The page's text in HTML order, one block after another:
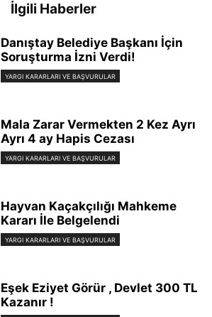
İlgili Haberler
Danıştay Belediye Başkanı İçin
Soruşturma İzni Verdi!
YARGI KARARLARI VE BAŞVURULAR
Mala Zarar Vermekten 2 Kez Ayrı
Ayrı 4 ay Hapis Cezası
YARGI KARARLARI VE BAŞVURULAR
Hayvan Kaçakçılığı Mahkeme
Kararı İle Belgelendi
YARGI KARARLARI VE BAŞVURULAR
Eşek Eziyet Görür , Devlet 300 TL
Kazanır !